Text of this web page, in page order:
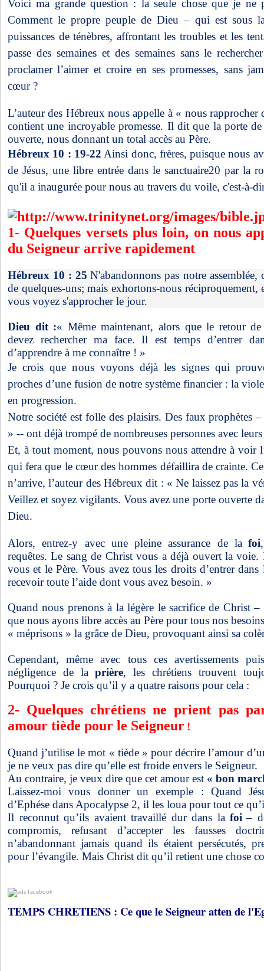
Voici ma grande question : la seule chose que je ne
Comment le propre peuple de Dieu – qui est sous la
puissances de ténèbres, affrontant les troubles et les
passe des semaines et des semaines sans le
proclamer l’aimer et croire en ses promesses, sans
cœur ?
L’auteur des Hébreux nous appelle à « nous
contient une incroyable promesse. Il dit que la porte
ouverte, nous donnant un total accès au Père.
Hébreux 10 : 19-22 Ainsi donc, frères, puisque nous
de Jésus, une libre entrée dans le sanctuaire20 par la
qu'il a inaugurée pour nous au travers du voile, c'est-à-
1- Quelques versets plus loin, on nous
du Seigneur arrive rapidement
Hébreux 10 : 25 N'abandonnons pas notre assemblée,
de quelques-uns; mais exhortons-nous réciproquement,
vous voyez s'approcher le jour.
Dieu dit :« Même maintenant, alors que le retour
devez rechercher ma face. Il est temps d’entrer
d’apprendre à me connaître ! »
Je crois que nous voyons déjà les signes qui
proches d’une fusion de notre système financier : la
en progression.
Notre société est folle des plaisirs. Des faux prophètes
» -- ont déjà trompé de nombreuses personnes avec
Et, à tout moment, nous pouvons nous attendre à voir
qui fera que le cœur des hommes défaillira de crainte.
n’arrive, l’auteur des Hébreux dit : « Ne laissez pas la
Veillez et soyez vigilants. Vous avez une porte ouverte
Dieu.
Alors, entrez-y avec une pleine assurance de la foi
requêtes. Le sang de Christ vous a déjà ouvert la voie.
vous et le Père. Vous avez tous les droits d’entrer
recevoir toute l’aide dont vous avez besoin. »
Quand nous prenons à la légère le sacrifice de Christ
que nous ayons libre accès au Père pour tous nos
« méprisons » la grâce de Dieu, provoquant ainsi sa
Cependant, même avec tous ces avertissements
négligence de la prière, les chrétiens trouvent
Pourquoi ? Je crois qu’il y a quatre raisons pour cela :
2- Quelques chrétiens ne prient pas
amour tiède pour le Seigneur !
Quand j’utilise le mot « tiède » pour décrire l’amour
je ne veux pas dire qu’elle est froide envers le Seigneur.
Au contraire, je veux dire que cet amour est « bon
Laissez-moi vous donner un exemple : Quand
d’Ephése dans Apocalypse 2, il les loua pour tout ce
Il reconnut qu’ils avaient travaillé dur dans la foi –
compromis, refusant d’accepter les fausses
n’abandonnant jamais quand ils étaient persécutés,
pour l’évangile. Mais Christ dit qu’il retient une chose
TEMPS CHRETIENS : Ce que le Seigneur atten de